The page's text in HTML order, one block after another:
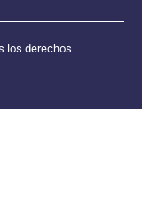
los derechos